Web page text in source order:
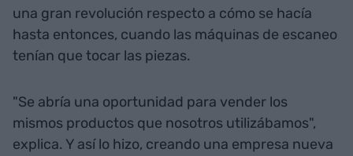
una gran revolución respecto a cómo se hacía
hasta entonces, cuando las máquinas de escaneo
tenían que tocar las piezas.
"Se abría una oportunidad para vender los
mismos productos que nosotros utilizábamos",
explica. Y así lo hizo, creando una empresa nueva